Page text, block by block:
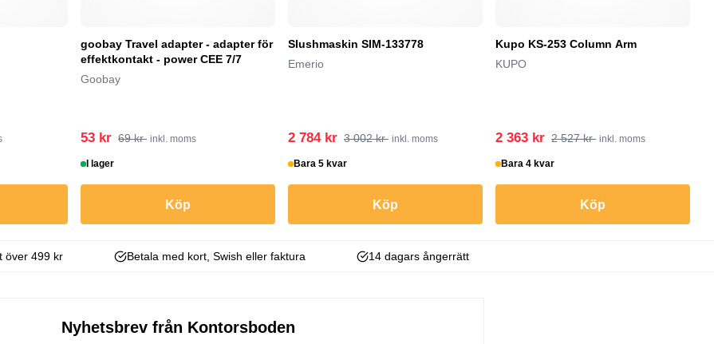
goobay Travel adapter - adapter för
effektkontakt - power CEE 7/7
Goobay
53 kr 69 kr inkl. moms
I lager
Köp
Slushmaskin SIM-133778
Emerio
2 784 kr 3 002 kr inkl. moms
Bara 5 kvar
Köp
Kupo KS-253 Column Arm
KUPO
2 363 kr 2 527 kr inkl. moms
Bara 4 kvar
Köp
över 499 kr Betala med kort, Swish eller faktura 14 dagars ångerrätt
Nyhetsbrev från Kontorsboden